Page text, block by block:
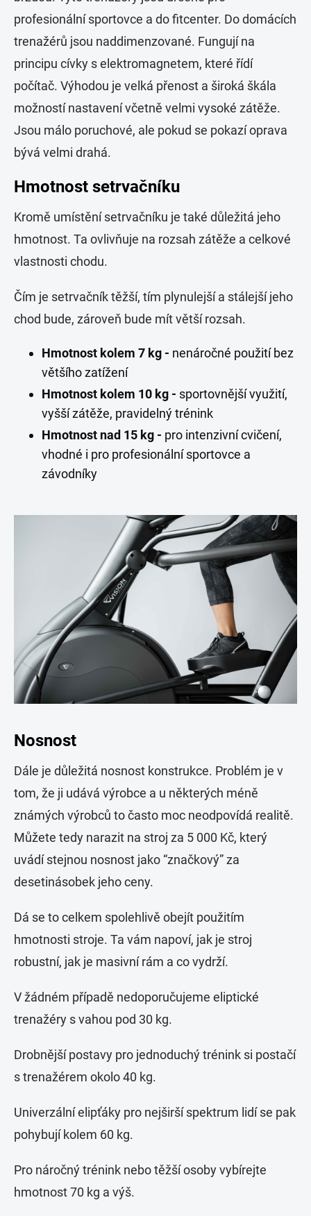
profesionální sportovce a do fitcenter. Do domácích
trenažérů jsou naddimenzované. Fungují na
principu cívky s elektromagnetem, které řídí
počítač. Výhodou je velká přenost a široká škála
možností nastavení včetně velmi vysoké zátěže.
Jsou málo poruchové, ale pokud se pokazí oprava
bývá velmi drahá.
Hmotnost setrvačníku
Kromě umístění setrvačníku je také důležitá jeho
hmotnost. Ta ovlivňuje na rozsah zátěže a celkové
vlastnosti chodu.
Čím je setrvačník těžší, tím plynulejší a stálejší jeho
chod bude, zároveň bude mít větší rozsah.
Hmotnost kolem 7 kg - nenáročné použití bez
většího zatížení
Hmotnost kolem 10 kg - sportovnější využití,
vyšší zátěže, pravidelný trénink
Hmotnost nad 15 kg - pro intenzivní cvičení,
vhodné i pro profesionální sportovce a
závodníky
Nosnost
Dále je důležitá nosnost konstrukce. Problém je v
tom, že ji udává výrobce a u některých méně
známých výrobců to často moc neodpovídá realitě.
Můžete tedy narazit na stroj za 5 000 Kč, který
uvádí stejnou nosnost jako “značkový” za
desetinásobek jeho ceny.
Dá se to celkem spolehlivě obejít použitím
hmotnosti stroje. Ta vám napoví, jak je stroj
robustní, jak je masivní rám a co vydrží.
V žádném případě nedoporučujeme eliptické
trenažéry s vahou pod 30 kg.
Drobnější postavy pro jednoduchý trénink si postačí
s trenažérem okolo 40 kg.
Univerzální elipťáky pro nejširší spektrum lidí se pak
pohybují kolem 60 kg.
Pro náročný trénink nebo těžší osoby vybírejte
hmotnost 70 kg a výš.